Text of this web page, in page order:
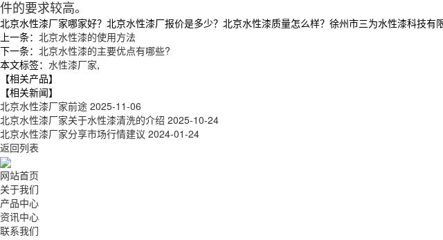
件的要求较高。
北京水性漆厂家哪家好？北京水性漆厂报价是多少？北京水性漆质量怎么样？徐州市三为水性漆科技
上一条： 北京水性漆的使用方法
下一条： 北京水性漆的主要优点有哪些?
本文标签： 水性漆厂家,
【相关产品】
【相关新闻】
北京水性漆厂家前途 2025-11-06
北京水性漆厂家关于水性漆清洗的介绍 2025-10-24
北京水性漆厂家分享市场行情建议 2024-01-24
返回列表
网站首页
关于我们
产品中心
资讯中心
联系我们